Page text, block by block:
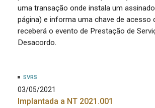
uma transação onde instala um
página) e informa uma chave de acesso
receberá o evento de Prestação de
Desacordo.
SVRS
03/05/2021
Implantada a NT 2021.001